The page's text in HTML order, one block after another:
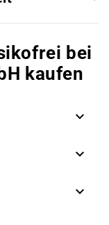
bei
kaufen